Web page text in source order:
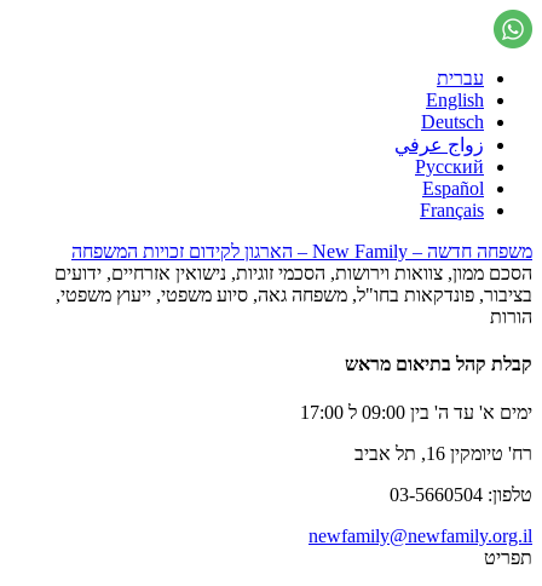
עברית
English
Deutsch
زواج عرفي
Русский
Español
Français
משפחה חדשה – New Family – הארגון לקידום זכויות המשפחה
הסכם ממון, צוואות וירושות, הסכמי זוגיות, נישואין אזרחיים, ידועים
בציבור, פונדקאות בחו"ל, משפחה גאה, סיוע משפטי, ייעוץ משפטי,
הורות
קבלת קהל בתיאום מראש
ימים א' עד ה' בין 09:00 ל 17:00
רח' טיומקין 16, תל אביב
טלפון: 03-5660504
newfamily@newfamily.org.il
תפריט